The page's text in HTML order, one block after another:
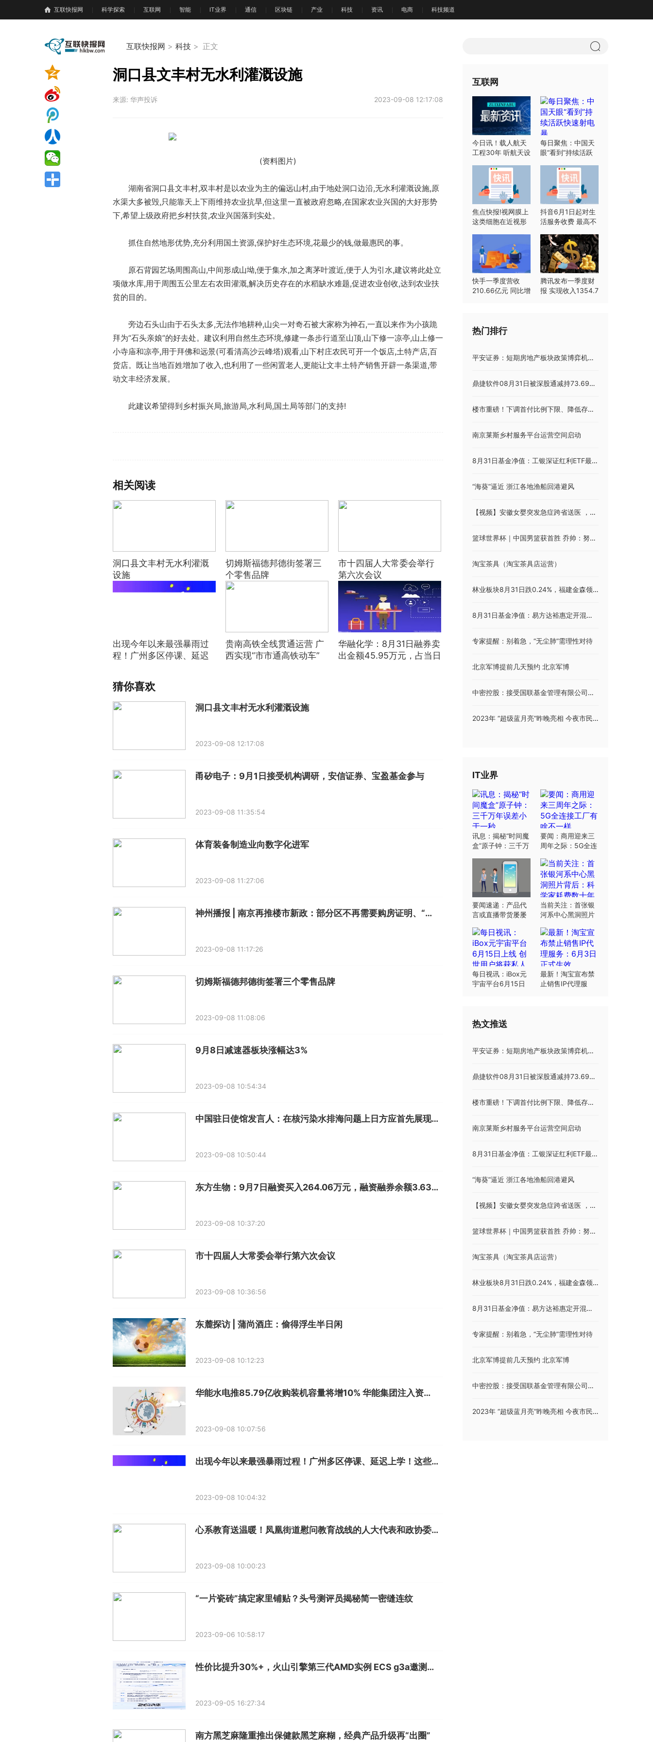
互联快报网 科学探索 互联网 智能 IT业界 通信 区块链 产业 科技 资讯 电商 科技频道
互联快报网 > 科技> 正文
洞口县文丰村无水利灌溉设施
来源: 华声投诉 2023-09-08 12:17:08
(资料图片)
湖南省洞口县文丰村,双丰村是以农业为主的偏远山村,由于地处洞口边沿,无水利灌溉设施,原
水渠大多被毁,只能靠天上下雨维持农业抗旱,但这里一直被政府忽略,在国家农业兴国的大好形势
下,希望上级政府把乡村扶贫,农业兴国落到实处。
抓住自然地形优势,充分利用国土资源,保护好生态环境,花最少的钱,做最惠民的事。
原石背园艺场周围高山,中间形成山坳,便于集水,加之离茅叶渡近,便于人为引水,建议将此处立
项做水库,用于周围五公里左右农田灌溉,解决历史存在的水稻缺水难题,促进农业创收,达到农业扶
贫的目的。
旁边石头山由于石头太多,无法作地耕种,山尖一对奇石被大家称为神石,一直以来作为小孩跪
拜为“石头亲娘”的好去处。建议利用自然生态环境,修建一条步行道至山顶,山下修一凉亭,山上修一
小寺庙和凉亭,用于拜佛和远景(可看清高沙云峰塔)观看,山下村庄农民可开一个饭店,土特产店,百
货店。既让当地百姓增加了收入,也利用了一些闲置老人,更能让文丰土特产销售开辟一条渠道,带
动文丰经济发展。
此建议希望得到乡村振兴局,旅游局,水利局,国土局等部门的支持!
相关阅读
洞口县文丰村无水利灌溉
设施
切姆斯福德邦德街签署三
个零售品牌
市十四届人大常委会举行
第六次会议
出现今年以来最强暴雨过
程！广州多区停课、延迟
运
贵南高铁全线贯通运营 广
西实现“市市通高铁动车”
华融化学：8月31日融券卖
出金额45.95万元，占当日
猜你喜欢
洞口县文丰村无水利灌溉设施
2023-09-08 12:17:08
甬矽电子：9月1日接受机构调研，安信证券、宝盈基金参与
2023-09-08 11:35:54
体育装备制造业向数字化进军
2023-09-08 11:27:06
神州播报 | 南京再推楼市新政：部分区不再需要购房证明、“卖旧换新”有补助
2023-09-08 11:17:26
切姆斯福德邦德街签署三个零售品牌
2023-09-08 11:08:06
9月8日减速器板块涨幅达3%
2023-09-08 10:54:34
中国驻日使馆发言人：在核污染水排海问题上日方应首先展现解决邻国合理关切的诚意
2023-09-08 10:50:44
东方生物：9月7日融资买入264.06万元，融资融券余额3.63亿元
2023-09-08 10:37:20
市十四届人大常委会举行第六次会议
2023-09-08 10:36:56
东麓探访 | 蒲尚酒庄：偷得浮生半日闲
2023-09-08 10:12:23
华能水电推85.79亿收购装机容量将增10% 华能集团注入资产打造水电业务唯一平台
2023-09-08 10:07:56
出现今年以来最强暴雨过程！广州多区停课、延迟上学！这些地铁、列车停运
2023-09-08 10:04:32
心系教育送温暖！凤凰街道慰问教育战线的人大代表和政协委员
2023-09-08 10:00:23
“一片瓷砖”搞定家里铺贴？头号测评员揭秘简一密缝连纹
2023-09-06 10:58:17
性价比提升30%+，火山引擎第三代AMD实例 ECS g3a邀测上线
2023-09-05 16:27:34
南方黑芝麻隆重推出保健款黑芝麻糊，经典产品升级再“出圈”
互联网
今日讯！载人航天
工程30年 听航天设
每日聚焦：中国天
眼“看到”持续活跃
焦点快报!视网膜上
这类细胞在近视形
抖音6月1日起对生
活服务收费 最高不
快手一季度营收
210.66亿元 同比增
腾讯发布一季度财
报 实现收入1354.7
热门排行
平安证券：短期房地产板块政策博弈机会仍在
鼎捷软件08月31日被深股通减持73.69万股
楼市重磅！下调首付比例下限、降低存量首套房贷利率；个税扣除标准大调整，9月你可能不用交个税；国防部谈中美两军关系：对话不能没有底线丨早报
南京莱斯乡村服务平台运营空间启动
8月31日基金净值：工银深证红利ETF最新净值1.9331，跌0.79%
“海葵”逼近 浙江各地渔船回港避风
【视频】安徽女婴突发急症跨省送医 ，徐州交警紧急出动开辟生命通道
篮球世界杯｜中国男篮获首胜 乔帅：努力就有希望
淘宝茶具（淘宝茶具店运营）
林业板块8月31日跌0.24%，福建金森领跌，主力资金净流出345.64万元
8月31日基金净值：易方达裕惠定开混合发起式A最新净值1.662，跌0.06%
专家提醒：别着急，“无尘肺”需理性对待
北京军博提前几天预约 北京军博
中密控股：接受国联基金管理有限公司等机构调研
2023年 “超级蓝月亮”昨晚亮相 今夜市民可再度欣赏
IT业界
讯息：揭秘“时间魔
盒”原子钟：三千万
要闻：商用迎来三
周年之际：5G全连
要闻速递：产品代
言或直播带货屡屡
弦明星要绷紧
当前关注：首张银
河系中心黑洞照片
数十年研究
每日视讯：iBox元
宇宙平台6月15日
最新！淘宝宣布禁
止销售IP代理服
热文推送
平安证券：短期房地产板块政策博弈机会仍在
鼎捷软件08月31日被深股通减持73.69万股
楼市重磅！下调首付比例下限、降低存量首套房贷利率；个税扣除标准大调整，9月你可能不用交个税；国防部谈中美两军关系：对话不能没有底线丨早报
南京莱斯乡村服务平台运营空间启动
8月31日基金净值：工银深证红利ETF最新净值1.9331，跌0.79%
“海葵”逼近 浙江各地渔船回港避风
【视频】安徽女婴突发急症跨省送医 ，徐州交警紧急出动开辟生命通道
篮球世界杯｜中国男篮获首胜 乔帅：努力就有希望
淘宝茶具（淘宝茶具店运营）
林业板块8月31日跌0.24%，福建金森领跌，主力资金净流出345.64万元
8月31日基金净值：易方达裕惠定开混合发起式A最新净值1.662，跌0.06%
专家提醒：别着急，“无尘肺”需理性对待
北京军博提前几天预约 北京军博
中密控股：接受国联基金管理有限公司等机构调研
2023年 “超级蓝月亮”昨晚亮相 今夜市民可再度欣赏